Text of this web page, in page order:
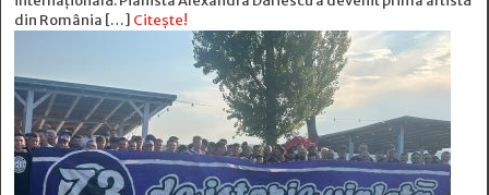
din România […] Citește!